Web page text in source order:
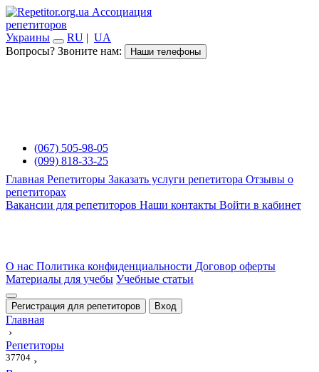
Ассоциация
репетиторов
Украины
RU | UA
Вопросы? Звоните нам:
Наши телефоны
(067) 505-98-05
(099) 818-33-25
Главная Репетиторы Заказать услуги репетитора Отзывы о
репетиторах
Вакансии для репетиторов Наши контакты Войти в кабинет
О нас Политика конфиденциальности Договор оферты
Материалы для учебы Учебные статьи
Регистрация для репетиторов Вход
Главная
›
Репетиторы
37704 ›